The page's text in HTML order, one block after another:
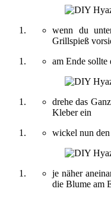
wenn du
Grillspieß
am Ende sollte
drehe das
Kleber ein
wickel nun
je näher
die Blume am